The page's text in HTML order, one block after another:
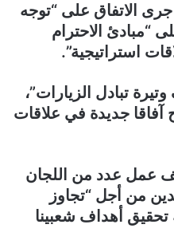
الاتفاق على “توجه
“مبادئ الاحترام
استراتيجية”.
تبادل الزيارات”،
آفاقا جديدة في علاقات
عمل عدد من اللجان
من أجل “تجاوز
تحقيق أهداف شعبينا